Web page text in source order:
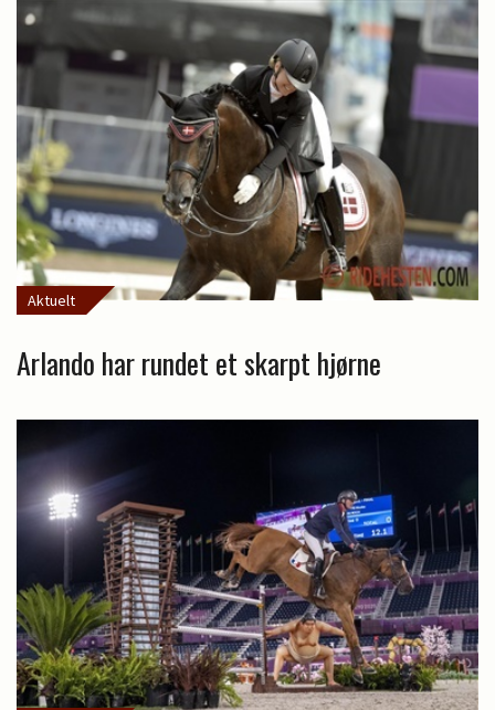
Aktuelt
Arlando har rundet et skarpt hjørne